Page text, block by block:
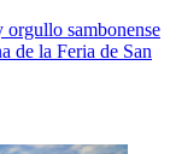
sambonense
de la Feria de San